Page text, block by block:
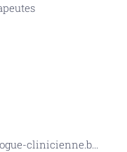
clinicienne.b...